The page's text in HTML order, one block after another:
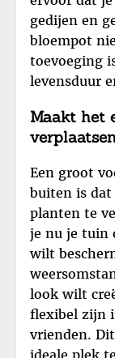
gedijen en
bloempot
toevoeging
levensduur
Maakt het
Een groot
buiten is
planten te
je nu je tuin
wilt
look wilt
flexibel zijn
vrienden.
ideale plek